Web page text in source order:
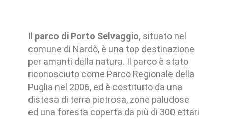
Il parco di Porto Selvaggio, situato nel
comune di Nardò, è una top destinazione
per amanti della natura. Il parco è stato
riconosciuto come Parco Regionale della
Puglia nel 2006, ed è costituito da una
distesa di terra pietrosa, zone paludose
ed una foresta coperta da più di 300 ettari